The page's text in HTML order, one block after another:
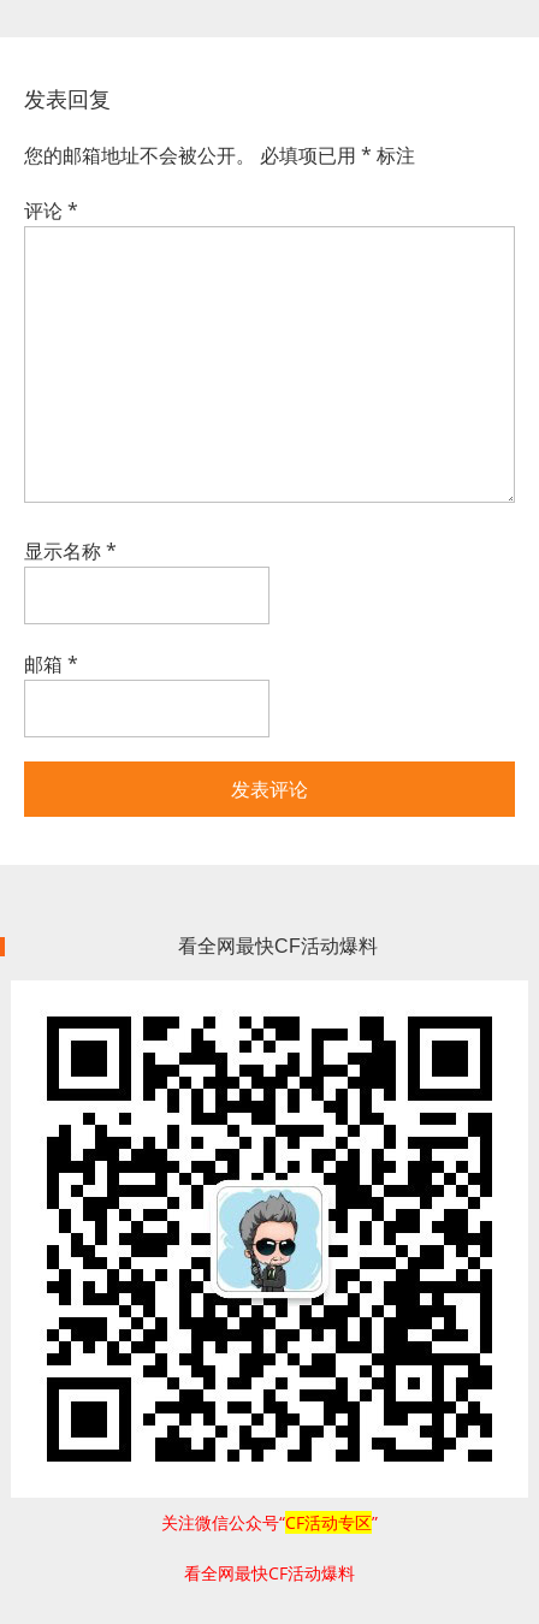
发表回复
您的邮箱地址不会被公开。 必填项已用 * 标注
评论*
显示名称*
邮箱 *
看全网最快CF活动爆料
关注微信公众号“CF活动专区”
看全网最快CF活动爆料